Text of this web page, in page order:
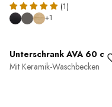
(1)
+1
Unterschrank AVA 60 cm
Mit Keramik-Waschbecken